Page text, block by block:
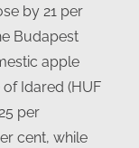
by 21 per
Budapest
apple
Idared (HUF
per
cent, while